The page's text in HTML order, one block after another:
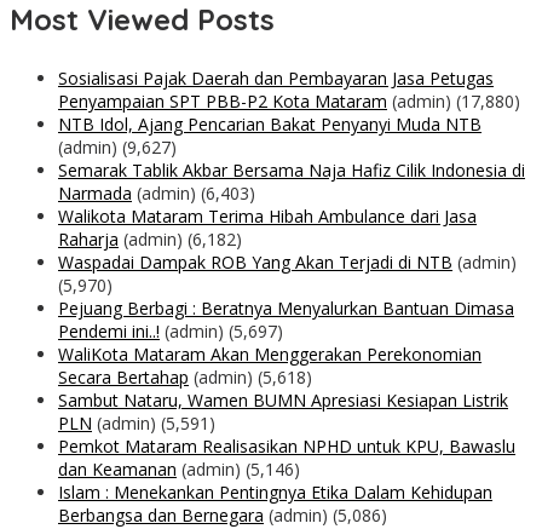
Most Viewed Posts
Sosialisasi Pajak Daerah dan Pembayaran Jasa Petugas
Penyampaian SPT PBB-P2 Kota Mataram (admin) (17,880)
NTB Idol, Ajang Pencarian Bakat Penyanyi Muda NTB
(admin) (9,627)
Semarak Tablik Akbar Bersama Naja Hafiz Cilik Indonesia di
Narmada (admin) (6,403)
Walikota Mataram Terima Hibah Ambulance dari Jasa
Raharja (admin) (6,182)
Waspadai Dampak ROB Yang Akan Terjadi di NTB (admin)
(5,970)
Pejuang Berbagi : Beratnya Menyalurkan Bantuan Dimasa
Pendemi ini..! (admin) (5,697)
WaliKota Mataram Akan Menggerakan Perekonomian
Secara Bertahap (admin) (5,618)
Sambut Nataru, Wamen BUMN Apresiasi Kesiapan Listrik
PLN (admin) (5,591)
Pemkot Mataram Realisasikan NPHD untuk KPU, Bawaslu
dan Keamanan (admin) (5,146)
Islam : Menekankan Pentingnya Etika Dalam Kehidupan
Berbangsa dan Bernegara (admin) (5,086)